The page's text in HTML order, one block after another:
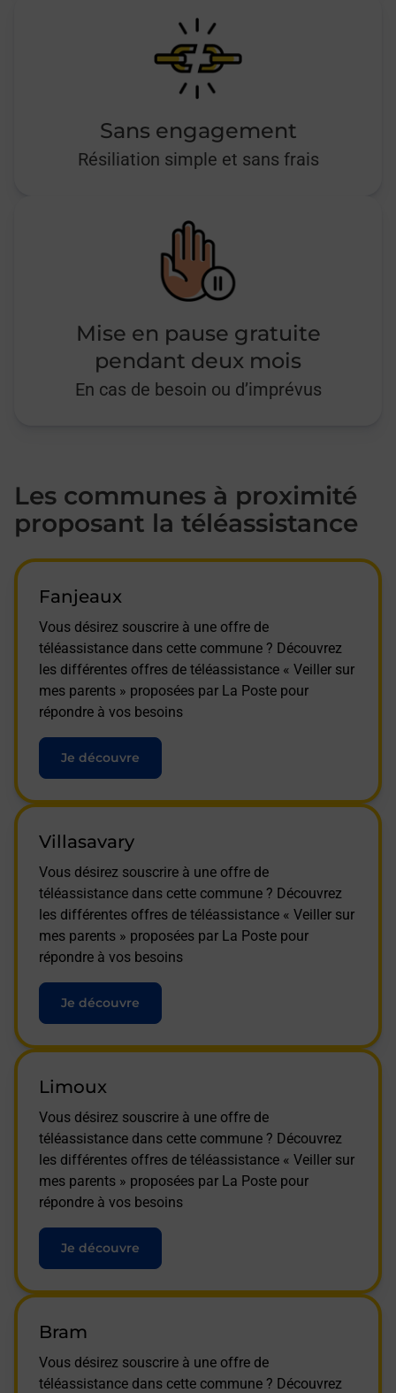
Sans engagement
Résiliation simple et sans frais
Mise en pause gratuite
pendant deux mois
En cas de besoin ou d’imprévus
Les communes à proximité
proposant la téléassistance
Fanjeaux
Vous désirez souscrire à une offre de
téléassistance dans cette commune ? Découvrez
les différentes offres de téléassistance « Veiller sur
mes parents » proposées par La Poste pour
répondre à vos besoins
Je découvre
Villasavary
Vous désirez souscrire à une offre de
téléassistance dans cette commune ? Découvrez
les différentes offres de téléassistance « Veiller sur
mes parents » proposées par La Poste pour
répondre à vos besoins
Je découvre
Limoux
Vous désirez souscrire à une offre de
téléassistance dans cette commune ? Découvrez
les différentes offres de téléassistance « Veiller sur
mes parents » proposées par La Poste pour
répondre à vos besoins
Je découvre
Bram
Vous désirez souscrire à une offre de
téléassistance dans cette commune ? Découvrez